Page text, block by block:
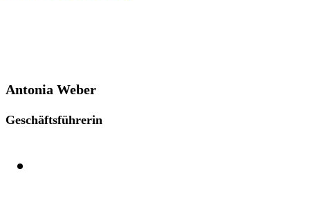
Antonia Weber
Geschäftsführerin